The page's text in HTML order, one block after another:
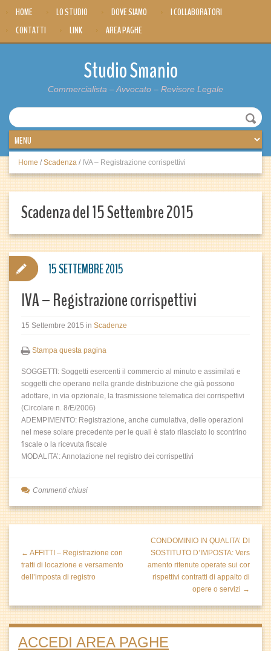
HOME LO STUDIO DOVE SIAMO
I COLLABORATORI
CONTATTI
LINK AREA PAGHE
Studio Smanio
Commercialista – Avvocato – Revisore Legale
Home / Scadenza / IVA – Registrazione corrispettivi
Scadenza del 15 Settembre 2015
IVA – Registrazione corrispettivi
15 Settembre 2015 in Scadenze
Stampa questa pagina
SOGGETTI: Soggetti esercenti il commercio al minuto e assimilati e
soggetti che operano nella grande distribuzione che già possono
adottare, in via opzionale, la trasmissione telematica dei corrispettivi
(Circolare n. 8/E/2006)
ADEMPIMENTO: Registrazione, anche cumulativa, delle operazioni
nel mese solare precedente per le quali è stato rilasciato lo scontrino
fiscale o la ricevuta fiscale
MODALITA’: Annotazione nel registro dei corrispettivi
15 SETTEMBRE 2015
Commenti chiusi
← AFFITTI – Registrazione con
tratti di locazione e versamento
dell’imposta di registro
CONDOMINIO IN QUALITA’ DI
SOSTITUTO D’IMPOSTA: Vers
amento ritenute operate sui cor
rispettivi contratti di appalto di
opere o servizi →
ACCEDI AREA PAGHE